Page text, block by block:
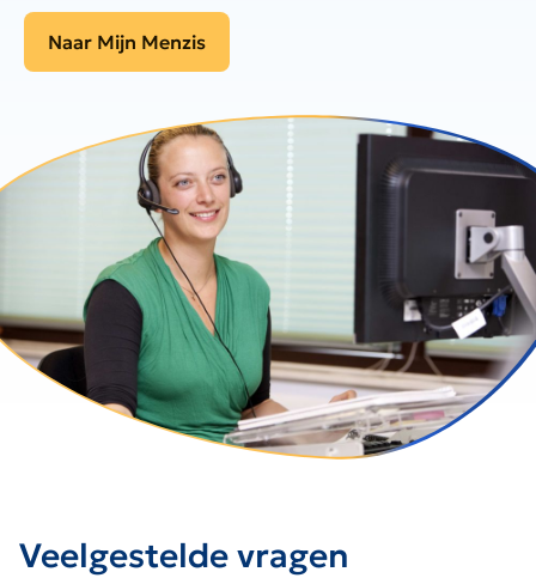
Naar Mijn Menzis
Veelgestelde vragen